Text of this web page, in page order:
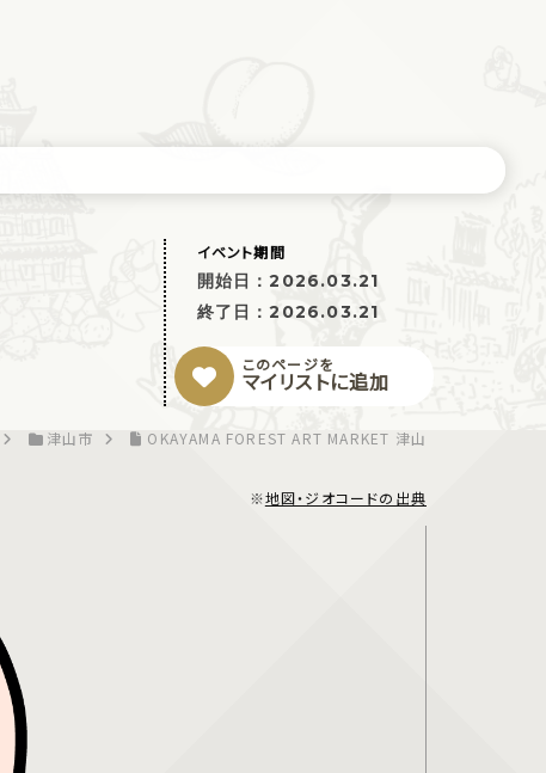
イベント期間
開始日：2026.03.21
終了日：2026.03.21
このページを
マイリストに追加
津山市 OKAYAMA FOREST ART MARKET 津山
※地図・ジオコードの出典